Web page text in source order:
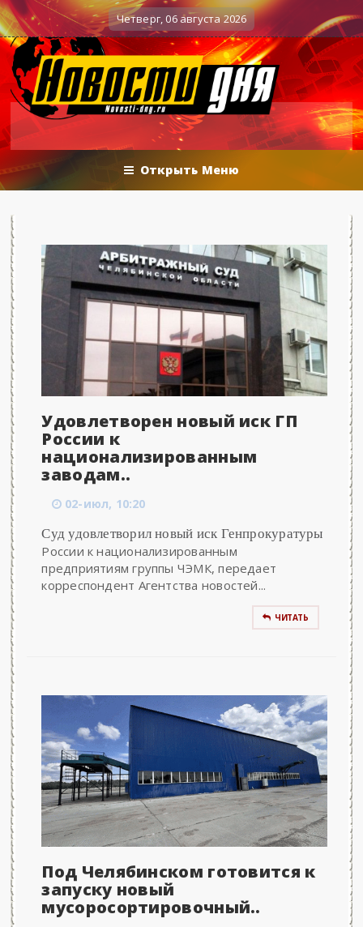
действия Вечерние баталии политологов у Соловьёва
Четверг, 06 августа 2026
Открыть Меню
Удовлетворен новый иск ГП
России к
национализированным
заводам..
02-июл, 10:20
Суд удовлетворил новый иск Генпрокуратуры
России к национализированным
предприятиям группы ЧЭМК, передает
корреспондент Агентства новостей...
ЧИТАТЬ
Под Челябинском готовится к
запуску новый
мусоросортировочный..